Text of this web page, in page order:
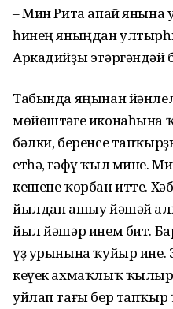
– Мин Рита апай
һинең яныңдан
Аркадийҙы этәргәндәй
Табында яңынан
мөйөштәге иконаһына
бәлки, беренсе
етһә, ғәфү ҡыл мине.
кешене ҡорбан итте.
йылдан ашыу йәшәй
йыл йәшәр инем бит.
үҙ урынына ҡуйыр
кеүек ахмаҡлыҡ
уйлап тағы бер